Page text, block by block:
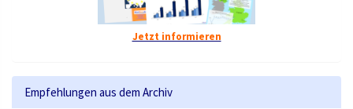
Jetzt informieren
Empfehlungen aus dem Archiv